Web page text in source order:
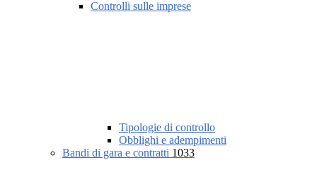
Controlli sulle imprese
Tipologie di controllo
Obblighi e adempimenti
Bandi di gara e contratti 1033